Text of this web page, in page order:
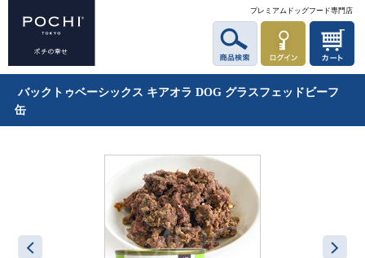
プレミアムドッグフード専門店
バックトゥベーシックス キアオラ DOG グラスフェッドビーフ
缶